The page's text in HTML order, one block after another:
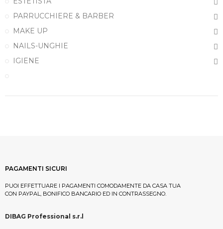
PARRUCCHIERE & BARBER
MAKE UP
NAILS-UNGHIE
IGIENE
PAGAMENTI SICURI
PUOI EFFETTUARE I PAGAMENTI COMODAMENTE DA CASA TUA
CON PAYPAL, BONIFICO BANCARIO ED IN CONTRASSEGNO.
DIBAG Professional s.r.l